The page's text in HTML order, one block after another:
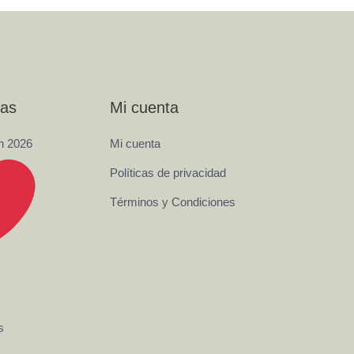
2026
Mi cuenta
Mi cuenta
Políticas de privacidad
Términos y Condiciones